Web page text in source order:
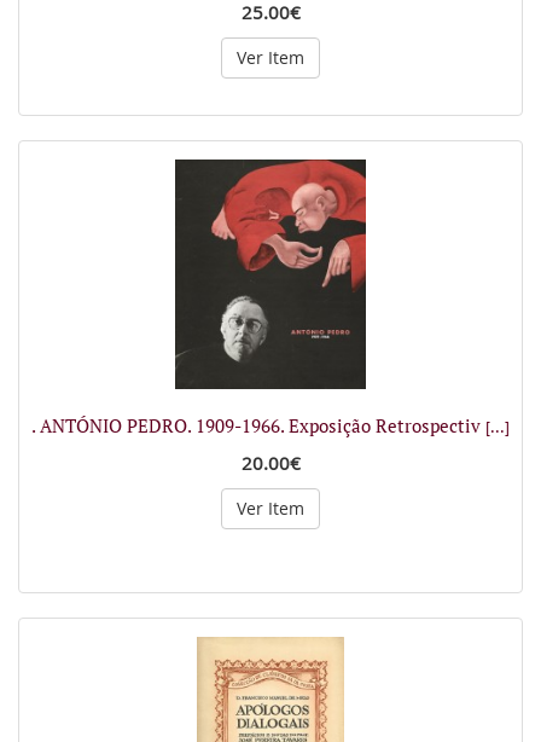
25.00€
Ver Item
. ANTÓNIO PEDRO. 1909-1966. Exposição Retrospectiv [...]
20.00€
Ver Item